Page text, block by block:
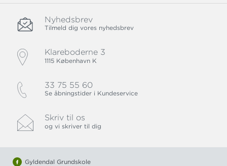
Nyhedsbrev
Tilmeld dig vores nyhedsbrev
Klareboderne 3
1115 København K
33 75 55 60
Se åbningstider i Kundeservice
Skriv til os
og vi skriver til dig
Gyldendal Grundskole